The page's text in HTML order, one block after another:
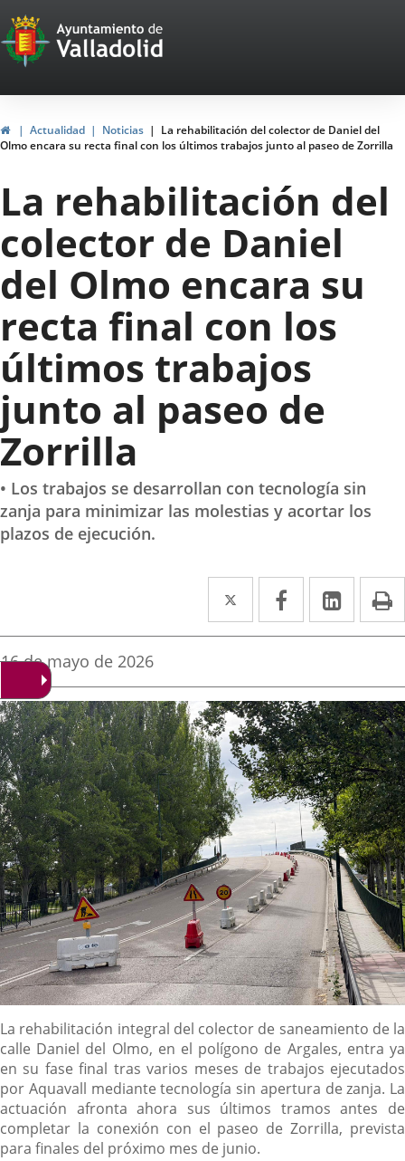
Portal
Web
del
Ayuntamiento
de
Valladolid
InicioActualidad Noticias
La rehabilitación del colector de Daniel del
Olmo encara su recta final con los últimos trabajos junto al paseo de Zorrilla
La rehabilitación del
colector de Daniel
del Olmo encara su
recta final con los
últimos trabajos
junto al paseo de
Zorrilla
• Los trabajos se desarrollan con tecnología sin
zanja para minimizar las molestias y acortar los
plazos de ejecución.
Twitter
Enlace
a
aplicación
externa.
Facebook
Enlace
a
aplicación
externa.
Enlace
a
Fecha
la
noticia
16 de mayo de 2026
Descripción
La rehabilitación integral del colector de saneamiento de la
calle Daniel del Olmo, en el polígono de Argales, entra ya
en su fase final tras varios meses de trabajos ejecutados
por Aquavall mediante tecnología sin apertura de zanja. La
actuación afronta ahora sus últimos tramos antes de
completar la conexión con el paseo de Zorrilla, prevista
para finales del próximo mes de junio.